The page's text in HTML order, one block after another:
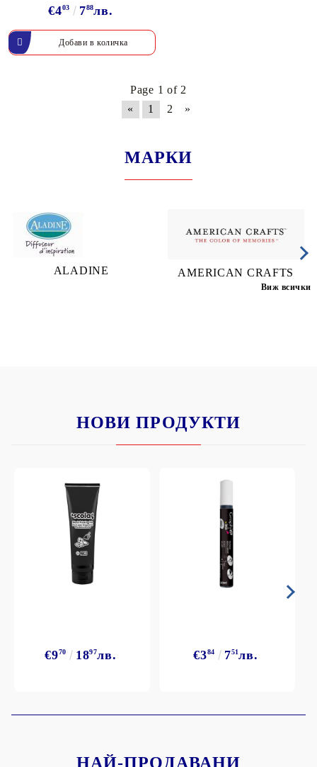
€403 788лв.
Page 1 of 2
«
1 2 »
МАРКИ
ALADINE AMERICAN CRAFTS
Виж всички
НОВИ ПРОДУКТИ
€970 1897лв. €384 751лв.
НАЙ-ПРОДАВАНИ